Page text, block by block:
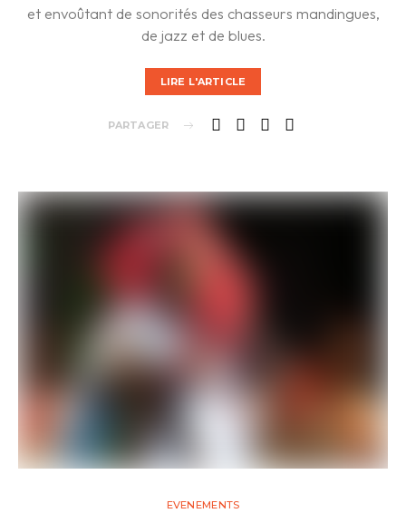
et envoûtant de sonorités des chasseurs mandingues,
de jazz et de blues.
LIRE L'ARTICLE
PARTAGER
EVENEMENTS